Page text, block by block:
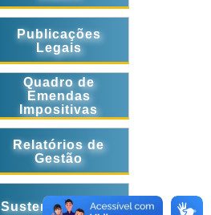
Publicações
Legais
Quadro de
Emendas
Impositivas
Relatórios de
Gestão
Sustentabilidade